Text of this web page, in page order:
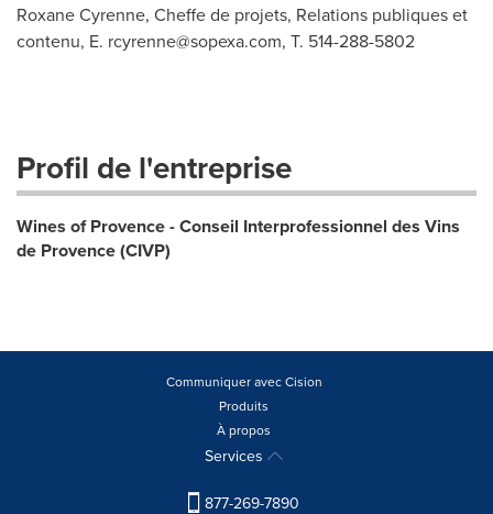
Roxane Cyrenne, Cheffe de projets, Relations publiques et
contenu, E. rcyrenne@sopexa.com, T. 514-288-5802
Profil de l'entreprise
Wines of Provence - Conseil Interprofessionnel des Vins
de Provence (CIVP)
Communiquer avec Cision
Produits
À propos
Services
877-269-7890